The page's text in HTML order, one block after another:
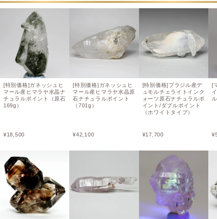
[特別価格]ガネッシュヒ
マール産ヒマラヤ水晶ナ
チュラルポイント（原石
169g）
¥18,500
[特別価格]ガネッシュヒ
マール産ヒマラヤ水晶原
石ナチュラルポイント
（701g）
¥42,100
[特別価格]ブラジル産デ
ュモルチェライトインク
ォーツ原石ナチュラルポ
イント/ダブルポイント
（ホワイトタイプ）
¥17,700
[
¥